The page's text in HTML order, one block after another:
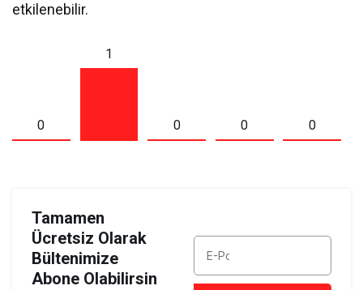
etkilenebilir.
0
1
0 0 0
Tamamen
Ücretsiz Olarak
Bültenimize
Abone Olabilirsin